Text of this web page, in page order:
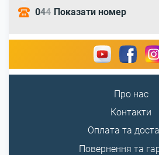
044 Показати номер
Про нас
Контакти
Оплата та
Повернення та